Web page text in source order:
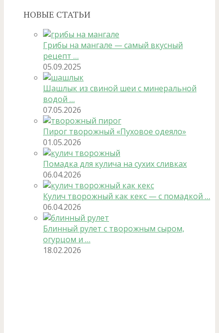
НОВЫЕ СТАТЬИ
Грибы на мангале — самый вкусный
рецепт …
05.09.2025
Шашлык из свиной шеи с минеральной
водой …
07.05.2026
Пирог творожный «Пуховое одеяло»
01.05.2026
Помадка для кулича на сухих сливках
06.04.2026
Кулич творожный как кекс — с помадкой …
06.04.2026
Блинный рулет с творожным сыром,
огурцом и …
18.02.2026